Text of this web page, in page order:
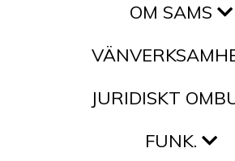
OM SAMS
JURIDISKT
FUNK.